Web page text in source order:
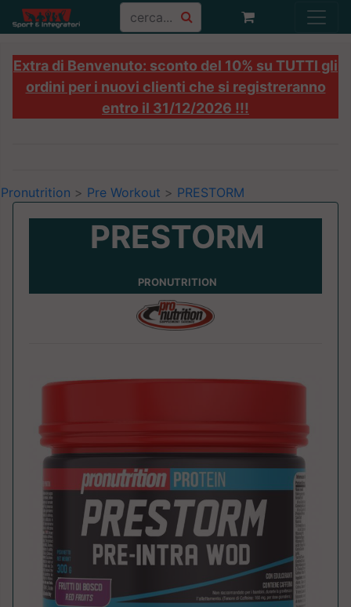
Extra di Benvenuto: sconto del 10% su TUTTI gli
ordini per i nuovi clienti che si registreranno
entro il 31/12/2026 !!!
Pronutrition > Pre Workout > PRESTORM
PRESTORM
PRONUTRITION